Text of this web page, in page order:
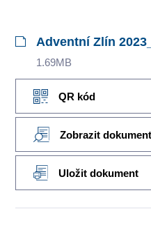
Adventní Zlín
1.69MB
QR kód
Zobrazit dokument
Uložit dokument